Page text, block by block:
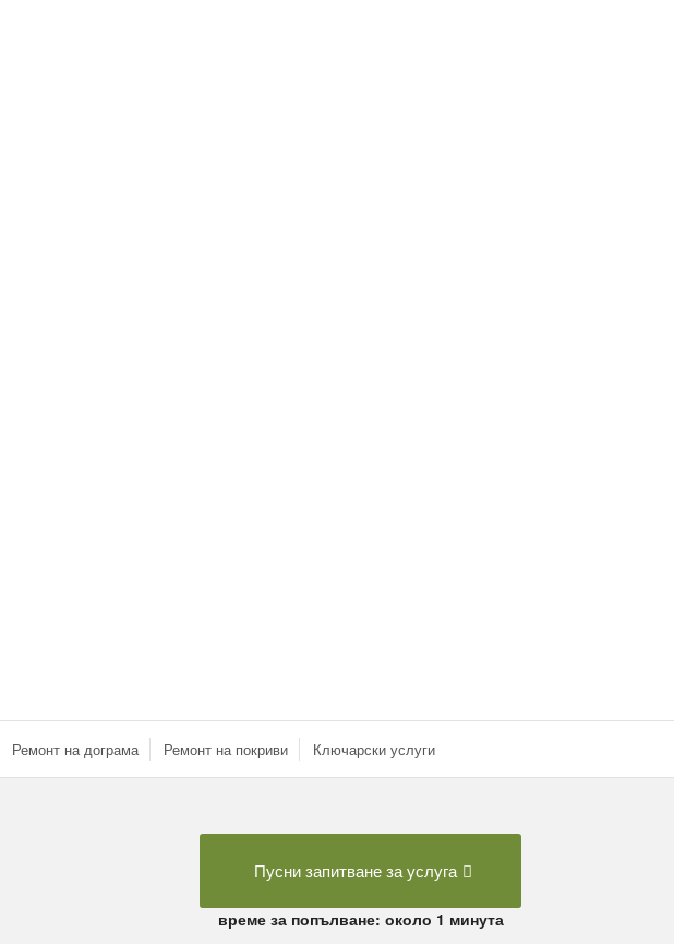
Ремонт на дограма Ремонт на покриви Ключарски услуги
Пусни запитване за услуга
време за попълване: около 1 минута